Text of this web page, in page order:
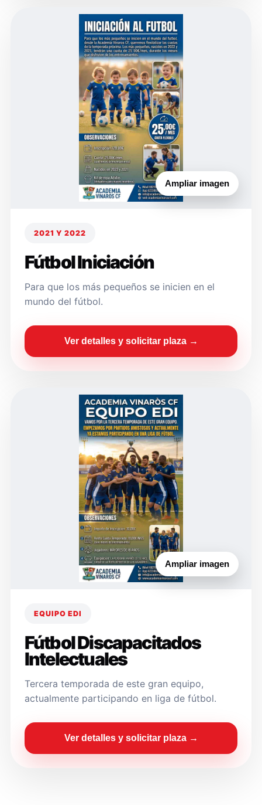
Ampliar imagen
2021 Y 2022
Fútbol Iniciación
Para que los más pequeños se inicien en el
mundo del fútbol.
Ver detalles y solicitar plaza →
Ampliar imagen
EQUIPO EDI
Fútbol Discapacitados
Intelectuales
Tercera temporada de este gran equipo,
actualmente participando en liga de fútbol.
Ver detalles y solicitar plaza →